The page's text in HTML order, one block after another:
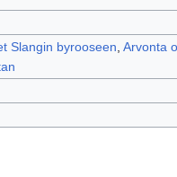
Slangin byrooseen Arvonta